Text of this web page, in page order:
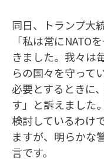
同日、トランプ大
「私は常にNATO
きました。我々は
らの国々を守って
必要とするときに
す」と訴えました
検討しているわけ
ますが、明らかな
言です。